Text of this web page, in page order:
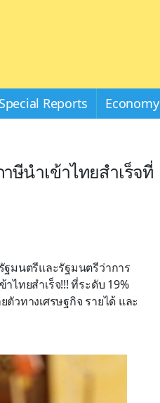
Special Reports Economy
ษีนำเข้าไทยสำเร็จที่
ฐมนตรีและรัฐมนตรีว่าการ
ทยสำเร็จ!!! ที่ระดับ 19%
วทางเศรษฐกิจ รายได้ และ